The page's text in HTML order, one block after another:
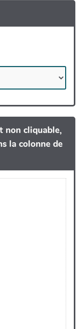
non cliquable,
la colonne de